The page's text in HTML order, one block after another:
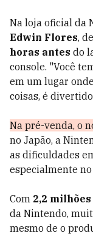
Na loja oficial da
Edwin Flores,
horas antes do
console. "Você
em um lugar
coisas, é
Na pré-venda, o
no Japão, a
as dificuldades
especialmente
Com 2,2
da Nintendo,
mesmo de o